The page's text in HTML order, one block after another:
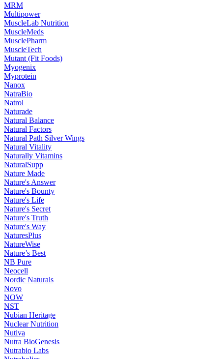
MRM
Multipower
MuscleLab Nutrition
MuscleMeds
MusclePharm
MuscleTech
Mutant (Fit Foods)
Myogenix
Myprotein
Nanox
NatraBio
Natrol
Naturade
Natural Balance
Natural Factors
Natural Path Silver Wings
Natural Vitality
Naturally Vitamins
NaturalSupp
Nature Made
Nature's Answer
Nature's Bounty
Nature's Life
Nature's Secret
Nature's Truth
Nature's Way
NaturesPlus
NatureWise
Nature’s Best
NB Pure
Neocell
Nordic Naturals
Novo
NOW
NST
Nubian Heritage
Nuclear Nutrition
Nutiva
Nutra BioGenesis
Nutrabio Labs